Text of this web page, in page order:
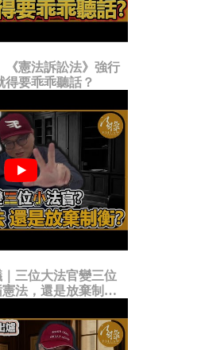
《憲法訴訟法》強行
得要乖乖聽話？
三位大法官變三位
法，還是放棄制衡